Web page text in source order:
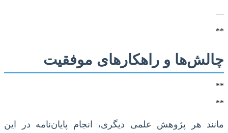
—
**
چالش‌ها و راهکارهای موفقیت
**
**
مانند هر پژوهش علمی دیگری، انجام پایان‌نامه در این